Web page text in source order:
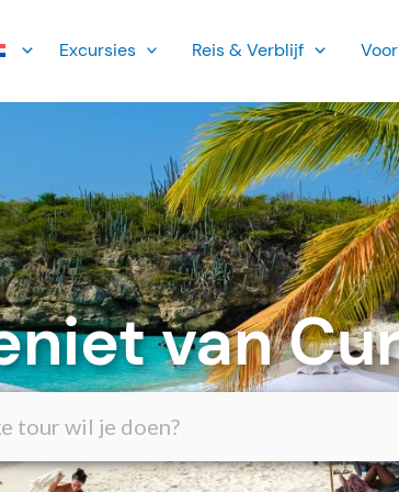
Ex­cursies Reis & Verblijf
van